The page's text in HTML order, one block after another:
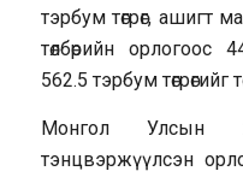
тэрбум төгрөг, ашигт
төлбөрийн орлогоос
562.5 тэрбум төгрөгийг
Монгол Улсын
тэнцвэржүүлсэн